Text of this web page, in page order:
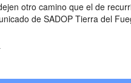
otro camino que el de
de SADOP Tierra del